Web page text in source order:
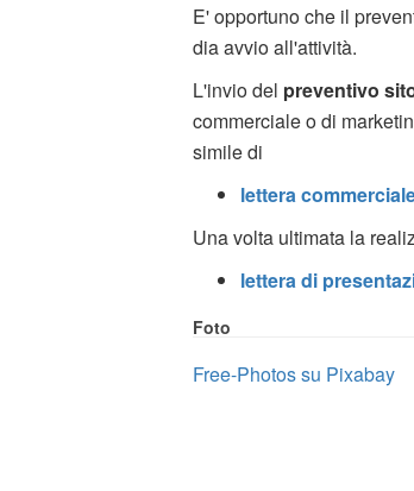
E' opportuno che il
dia avvio all'attività.
L'invio del preventivo
commerciale o di
simile di
lettera
Una volta ultimata la
lettera di
Foto
Free-Photos su Pixabay